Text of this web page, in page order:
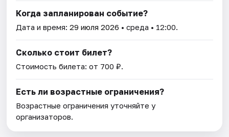
Когда запланирован событие?
Дата и время:29 июля 2026 • среда • 12:00.
Сколько стоит билет?
Стоимость билета: от 700 ₽.
Есть ли возрастные ограничения?
Возрастные ограничения уточняйте у
организаторов.